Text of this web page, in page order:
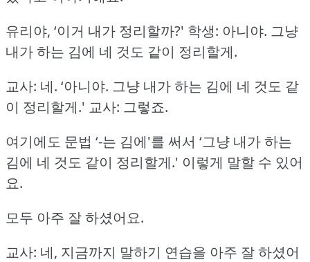
유리야, ‘이거 내가 정리할까?' 학생: 아니야. 그냥
내가 하는 김에 네 것도 같이 정리할게.
교사: 네. ‘아니야. 그냥 내가 하는 김에 네 것도 같
이 정리할게.' 교사: 그렇죠.
여기에도 문법 ‘-는 김에'를 써서 ‘그냥 내가 하는
김에 네 것도 같이 정리할게.' 이렇게 말할 수 있어
요.
모두 아주 잘 하셨어요.
교사: 네, 지금까지 말하기 연습을 아주 잘 하셨어